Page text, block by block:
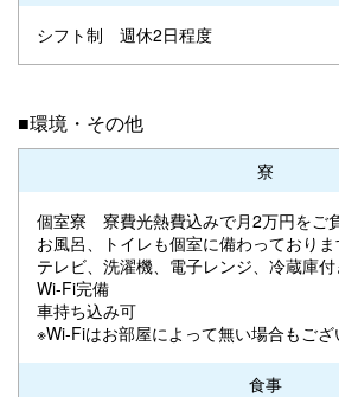
シフト制 週休2日程度
■環境・その他
寮
個室寮 寮費光熱費込みで月2万円をご
お風呂、トイレも個室に備わっておりま
テレビ、洗濯機、電子レンジ、冷蔵庫付
Wi-Fi完備
車持ち込み可
※Wi-Fiはお部屋によって無い場合もござ
食事